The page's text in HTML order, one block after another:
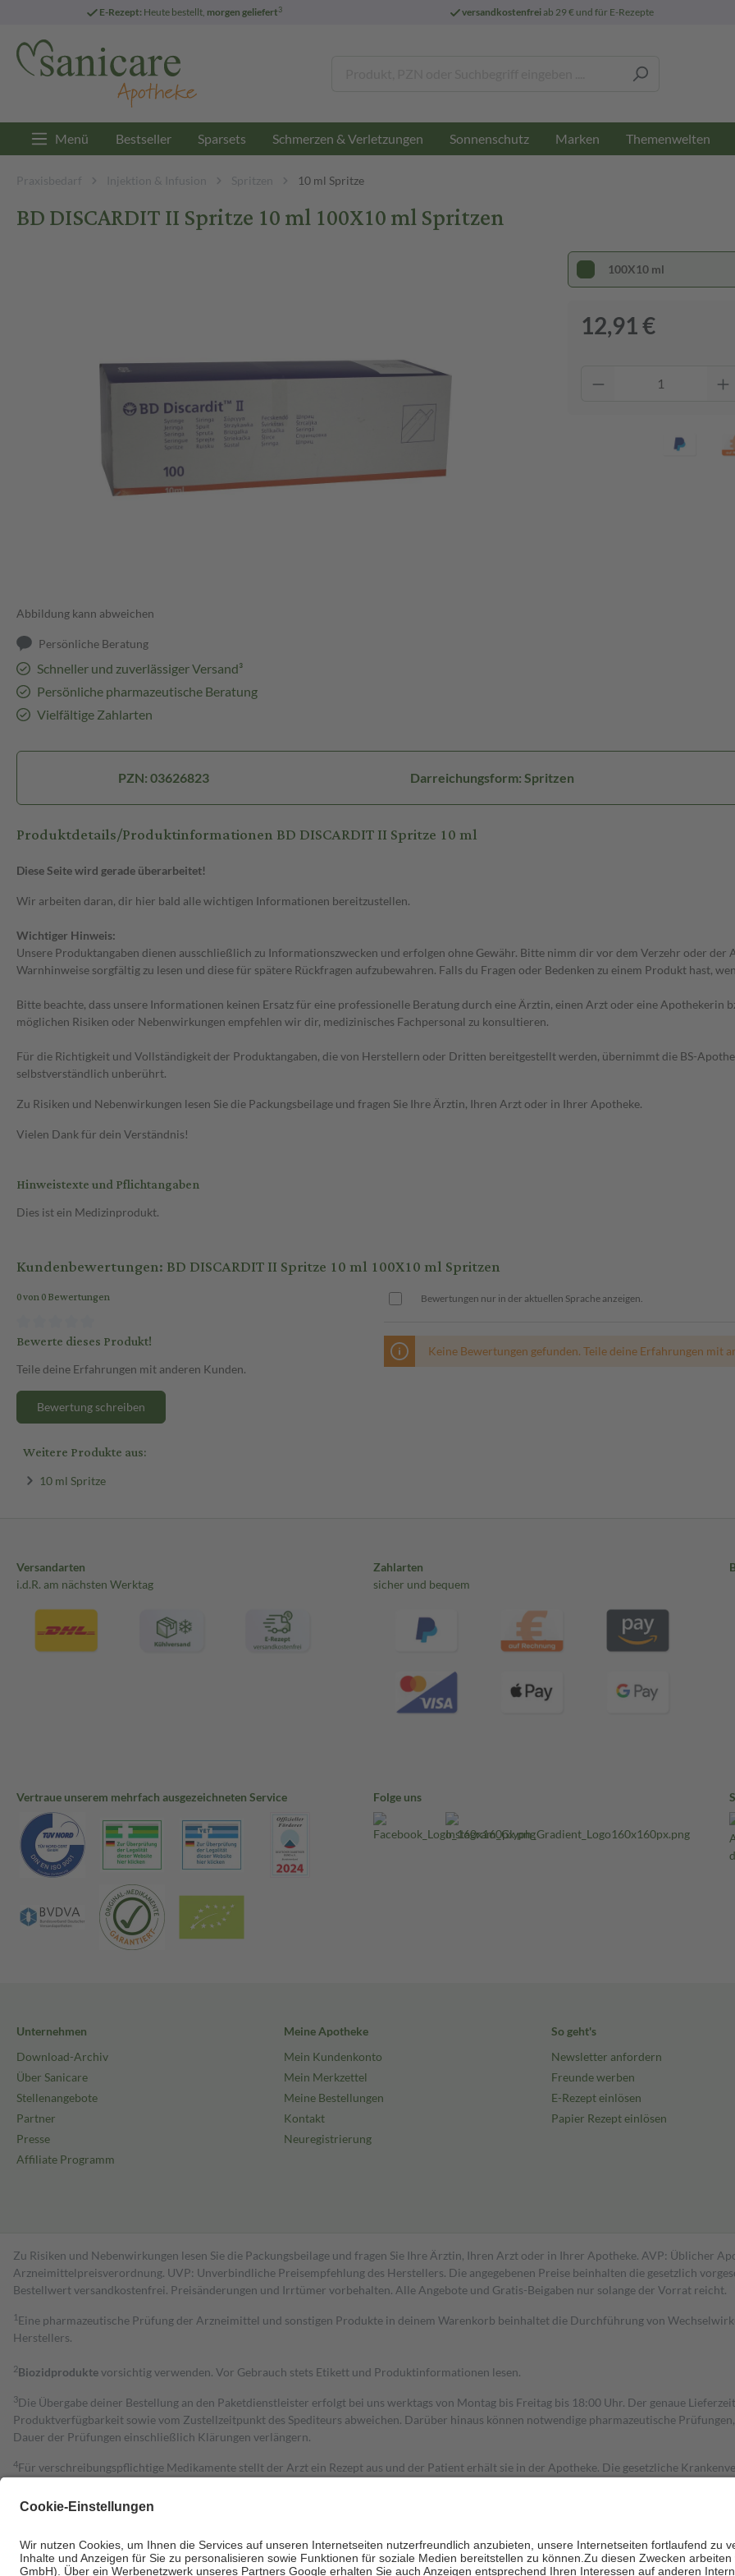
E-Rezept: Heute bestellt, morgen geliefert3 versandkostenfreiab 29 € und für E-Rezepte
Menü Bestseller Sparsets Schmerzen & Verletzungen Sonnenschutz Marken Themenwelten
Praxisbedarf Injektion & Infusion Spritzen 10 ml Spritze
BD DISCARDIT II Spritze 10 ml 100X10 ml Spritzen
Abbildung kann abweichen
Persönliche Beratung
Schneller und zuverlässiger Versand³
Persönliche pharmazeutische Beratung
Vielfältige Zahlarten
100X10 ml
12,91 €
PZN: 03626823 Darreichungsform: Spritzen
Produktdetails/Produktinformationen BD DISCARDIT II Spritze 10 ml
Diese Seite wird gerade überarbeitet!
Wir arbeiten daran, dir hier bald alle wichtigen Informationen bereitzustellen.
Wichtiger Hinweis:
Unsere Produktangaben dienen ausschließlich zu Informationszwecken und erfolgen ohne Gewähr. Bitte nimm dir vor dem Verzehr oder
Warnhinweise sorgfältig zu lesen und diese für spätere Rückfragen aufzubewahren. Falls du Fragen oder Bedenken zu einem Produkt hast,
Bitte beachte, dass unsere Informationen keinen Ersatz für eine professionelle Beratung durch eine Ärztin, einen Arzt oder eine Apothekerin
möglichen Risiken oder Nebenwirkungen empfehlen wir dir, medizinisches Fachpersonal zu konsultieren.
Für die Richtigkeit und Vollständigkeit der Produktangaben, die von Herstellern oder Dritten bereitgestellt werden, übernimmt die BS-
selbstverständlich unberührt.
Zu Risiken und Nebenwirkungen lesen Sie die Packungsbeilage und fragen Sie Ihre Ärztin, Ihren Arzt oder in Ihrer Apotheke.
Vielen Dank für dein Verständnis!
Hinweistexte und Pflichtangaben
Dies ist ein Medizinprodukt.
Kundenbewertungen: BD DISCARDIT II Spritze 10 ml 100X10 ml Spritzen
0 von 0 Bewertungen
Bewerte dieses Produkt!
Teile deine Erfahrungen mit anderen Kunden.
Bewertung schreiben
Bewertungen nur in der aktuellen Sprache anzeigen.
Keine Bewertungen gefunden. Teile deine Erfahrungen mit
Weitere Produkte aus:
10 ml Spritze
Versandarten
i.d.R. am nächsten Werktag
Zahlarten
sicher und bequem
Vertraue unserem mehrfach ausgezeichneten Service Folge uns
Unternehmen
Download-Archiv
Über Sanicare
Stellenangebote
Partner
Presse
Affiliate Programm
Meine Apotheke
Mein Kundenkonto
Mein Merkzettel
Meine Bestellungen
Kontakt
Neuregistrierung
So geht's
Newsletter anfordern
Freunde werben
E-Rezept einlösen
Papier Rezept einlösen
Zu Risiken und Nebenwirkungen lesen Sie die Packungsbeilage und fragen Sie Ihre Ärztin, Ihren Arzt oder in Ihrer Apotheke. AVP: Üblicher
Arzneimittelpreisverordnung. UVP: Unverbindliche Preisempfehlung des Herstellers. Die angegebenen Preise beinhalten die gesetzlich
Bestell­wert versand­kosten­frei. Preisänderungen und Irrtümer vorbehalten. Alle Angebote und Gratis-Beigaben nur solange der Vorrat reicht.
1 Eine pharmazeutische Prüfung der Arzneimittel und sonstigen Produkte in deinem Warenkorb beinhaltet die Durchführung von
Herstellers.
2Biozidproduktevorsichtig verwenden. Vor Gebrauch stets Etikett und Produktinformationen lesen.
3Die Übergabe deiner Bestellung an den Paketdienstleister erfolgt bei uns werktags von Montag bis Freitag bis 18:00 Uhr. Der genaue
Produktverfügbarkeit sowie vom Zustellzeitpunkt des Spediteurs abweichen. Darüber hinaus können notwendige pharmazeutische
Dauer der Prüfungen einschließlich Klärungen verlängern.
4Für verschreibungspflichtige Medikamente stellt der Arzt ein Rezept aus und der Patient erhält sie in der Apotheke. Die gesetzliche
Grundsätzlich leisten Mitglieder Zuzahlungen in Höhe von zehn Prozent des Abgabepreises,
Bei Heilmitteln und häuslicher Krankenpflege beträgt die Zuzahlung zehn Prozent der Kosten sowie zehn Euro je Verordnung.
Um das Engagement der Versicherten für ihre eigene Gesundheit zu stärken und die besondere Stellung der Familie zu unterstützen, fallen